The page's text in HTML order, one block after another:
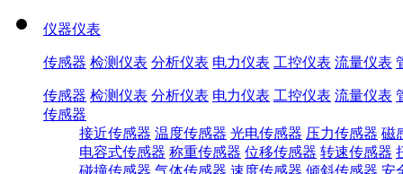
仪器仪表
传感器 检测仪表 分析仪表 电力仪表 工控仪表 流量仪表
传感器 检测仪表 分析仪表 电力仪表 工控仪表 流量仪表
传感器
接近传感器 温度传感器 光电传感器 压力传感器 磁
电容式传感器 称重传感器 位移传感器 转速传感器
碰撞传感器 气体传感器 速度传感器 倾斜传感器 安